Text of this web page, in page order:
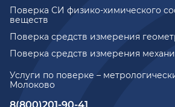
Услуги по поверке –
Молоково
Поверка СИ физико-химического
веществ
Поверка средств измерения
Поверка средств измерения